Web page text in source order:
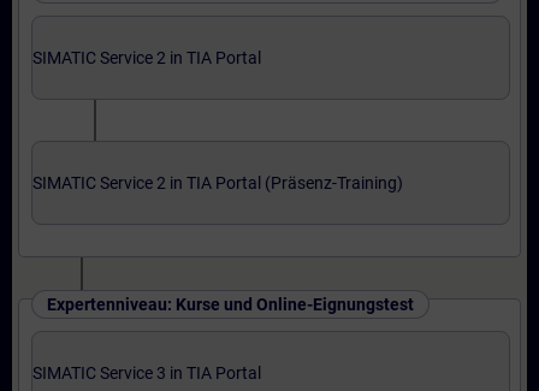
SIMATIC Service 2 in TIA Portal
SIMATIC Service 2 in TIA Portal (Präsenz-Training)
Expertenniveau: Kurse und Online-Eignungstest
SIMATIC Service 3 in TIA Portal